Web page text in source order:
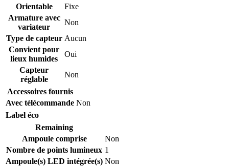
Orientable
Fixe
Armature avec
variateur
Non
Type de capteur Aucun
Convient pour
lieux humides
Oui
Capteur
réglable
Non
Accessoires fournis
Avec télécommande Non
Label éco
Remaining
Ampoule comprise
Non
Nombre de points lumineux 1
Ampoule(s) LED intégrée(s) Non